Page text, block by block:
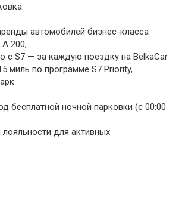
автомобилей бизнес-класса
200,
с S7 — за каждую поездку на BelkaCar
миль по программе S7 Priority,
бесплатной ночной парковки (с 00:00
для активных